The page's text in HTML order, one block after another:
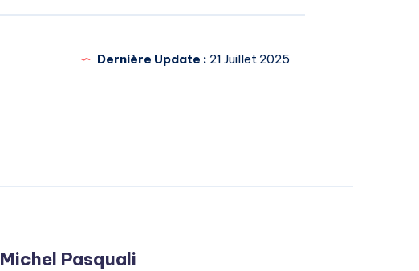
Dernière Update : 21 Juillet 2025
Michel Pasquali